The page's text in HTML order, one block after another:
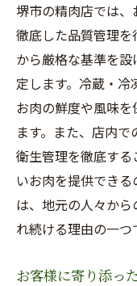
質の良さ
なぜ堺市の精
その理由
直接取引
地域密着
生産者と
特売日や
消費者の
地元愛を
堺市で安価に
堺市の精肉店では、
徹底した品質管理を
から厳格な基準を
定します。冷蔵・冷
お肉の鮮度や風味
ます。また、店内で
衛生管理を徹底す
いお肉を提供でき
は、地元の人々か
れ続ける理由の一つ
お客様に寄り添っ